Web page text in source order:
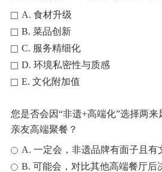
A. 食材升级
B. 菜品创新
C. 服务精细化
D. 环境私密性与质感
E. 文化附加值
您是否会因“非遗+高端化”选择两
亲友高端聚餐？
A. 一定会，非遗品牌有面子且有
B. 可能会，对比其他高端餐厅后